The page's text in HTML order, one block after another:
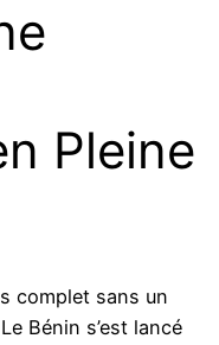
Pleine
complet sans un
Bénin s’est lancé